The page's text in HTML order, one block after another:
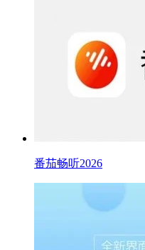
番茄畅听2026